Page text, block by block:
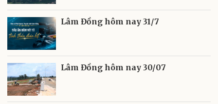
Lâm Đồng hôm nay 31/7
Lâm Đồng hôm nay 30/07